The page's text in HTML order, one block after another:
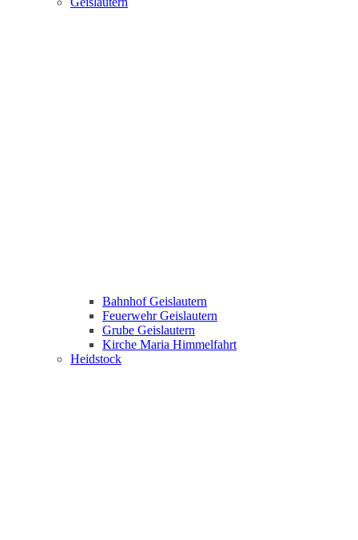
Bahnhof Geislautern
Feuerwehr Geislautern
Grube Geislautern
Kirche Maria Himmelfahrt
Heidstock